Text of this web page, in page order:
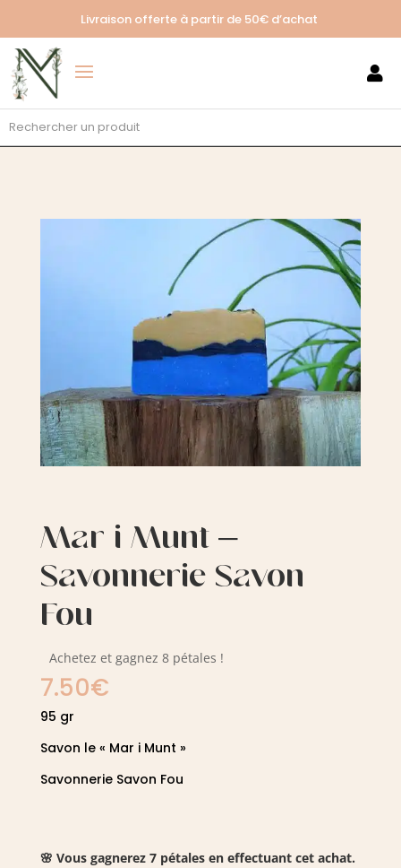
Livraison offerte à partir de 50€ d’achat

Mar i Munt –
Savonnerie Savon
Fou
Achetez et gagnez 8 pétales !
7.50€
95 gr
Savon le « Mar i Munt »
Savonnerie Savon Fou
🌸 Vous gagnerez 7 pétales en effectuant cet achat.